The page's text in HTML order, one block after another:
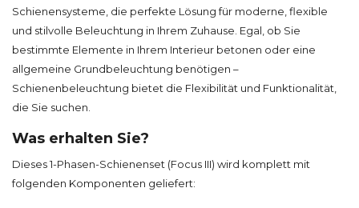
Schienensysteme, die perfekte Lösung für moderne, flexible
und stilvolle Beleuchtung in Ihrem Zuhause. Egal, ob Sie
bestimmte Elemente in Ihrem Interieur betonen oder eine
allgemeine Grundbeleuchtung benötigen –
Schienenbeleuchtung bietet die Flexibilität und Funktionalität,
die Sie suchen.
Was erhalten Sie?
Dieses 1-Phasen-Schienenset (Focus III) wird komplett mit
folgenden Komponenten geliefert: